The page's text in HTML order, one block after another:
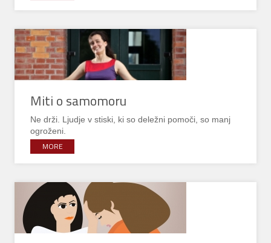
Miti o samomoru
Ne drži. Ljudje v stiski, ki so deležni pomoči, so manj
ogroženi.
MORE